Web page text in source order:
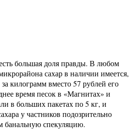
большая доля правды. В любом
сахар в наличии имеется,
килограмм вместо 57 рублей его
время песок в «Магнитах» и
в больших пакетах по 5 кг, и
у частников подозрительно
банальную спекуляцию.